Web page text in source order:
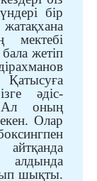
бір
мектебі
жетіп
әдіс-
Ал оның
Олар
шықты.